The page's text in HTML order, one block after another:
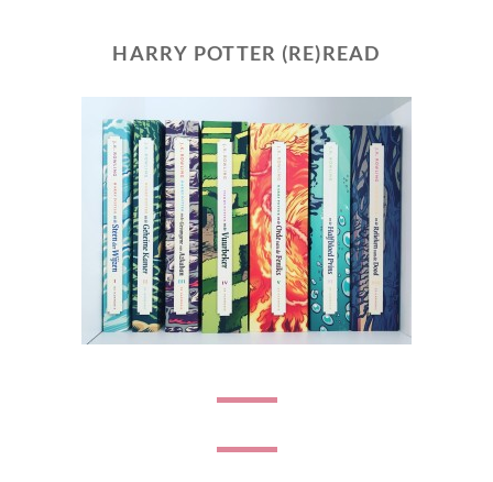
HARRY POTTER (RE)READ